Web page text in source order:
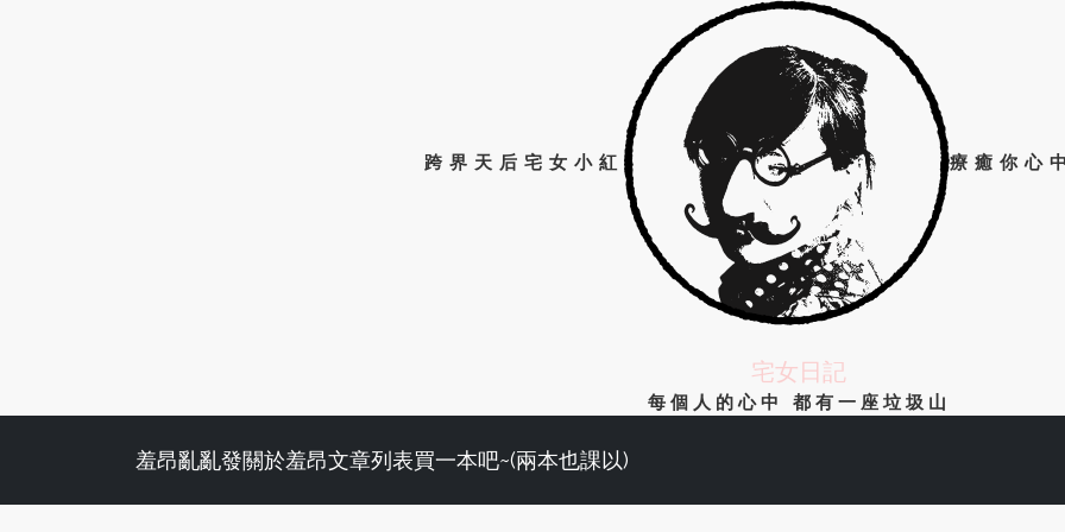
跨界天后宅女小紅 療癒你心
宅女日記
每個人的心中 都有一座垃圾山
羞昂亂亂發關於羞昂文章列表買一本吧~(兩本也課以)